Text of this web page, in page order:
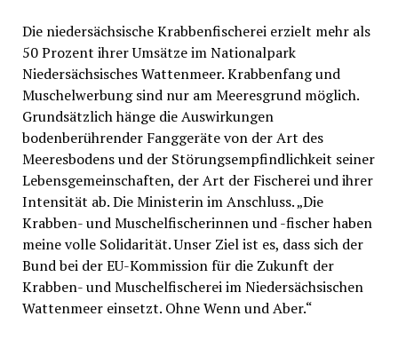
Die niedersächsische Krabbenfischerei erzielt mehr als
50 Prozent ihrer Umsätze im Nationalpark
Niedersächsisches Wattenmeer. Krabbenfang und
Muschelwerbung sind nur am Meeresgrund möglich.
Grundsätzlich hänge die Auswirkungen
bodenberührender Fanggeräte von der Art des
Meeresbodens und der Störungsempfindlichkeit seiner
Lebensgemeinschaften, der Art der Fischerei und ihrer
Intensität ab. Die Ministerin im Anschluss. „Die
Krabben- und Muschelfischerinnen und -fischer haben
meine volle Solidarität. Unser Ziel ist es, dass sich der
Bund bei der EU-Kommission für die Zukunft der
Krabben- und Muschelfischerei im Niedersächsischen
Wattenmeer einsetzt. Ohne Wenn und Aber.“